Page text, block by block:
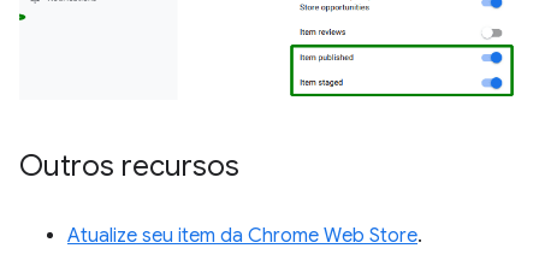
Outros recursos
Atualize seu item da Chrome Web Store.